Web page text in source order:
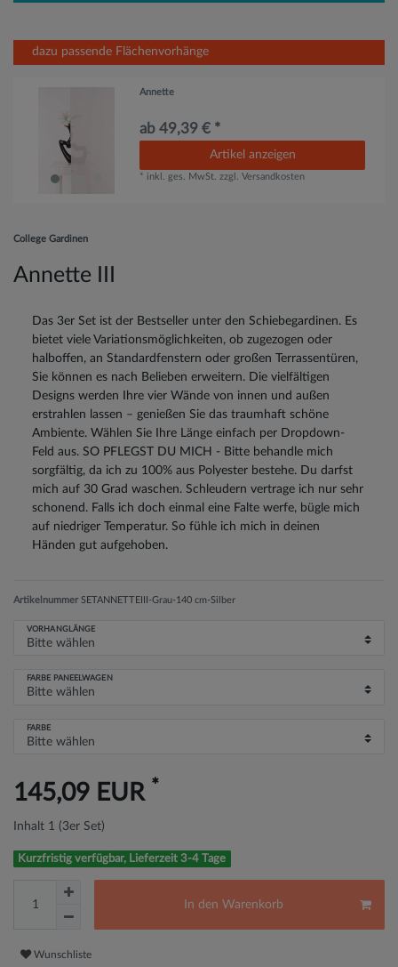
dazu passende Flächenvorhänge
Annette
ab 49,39 € *
Artikel anzeigen
* inkl. ges. MwSt. zzgl.Versandkosten
College Gardinen
Annette III
Das 3er Set ist der Bestseller unter den Schiebegardinen. Es
bietet viele Variationsmöglichkeiten, ob zugezogen oder
halboffen, an Standardfenstern oder großen Terrassentüren,
Sie können es nach Belieben erweitern. Die vielfältigen
Designs werden Ihre vier Wände von innen und außen
erstrahlen lassen – genießen Sie das traumhaft schöne
Ambiente. Wählen Sie Ihre Länge einfach per Dropdown-
Feld aus. SO PFLEGST DU MICH - Bitte behandle mich
sorgfältig, da ich zu 100% aus Polyester bestehe. Du darfst
mich auf 30 Grad waschen. Schleudern vertrage ich nur sehr
schonend. Falls ich doch einmal eine Falte werfe, bügle mich
auf niedriger Temperatur. So fühle ich mich in deinen
Händen gut aufgehoben.
Artikelnummer SETANNETTEIII-Grau-140 cm-Silber
VORHANGLÄNGE
FARBE PANEELWAGEN
FARBE
145,09 EUR *
Inhalt 1 (3er Set)
Kurzfristig verfügbar, Lieferzeit 3-4 Tage
In den Warenkorb
Wunschliste